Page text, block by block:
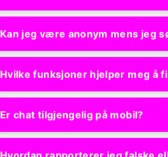
Kan jeg være anonym mens jeg
Hvilke funksjoner hjelper meg å
Er chat tilgjengelig på mobil?